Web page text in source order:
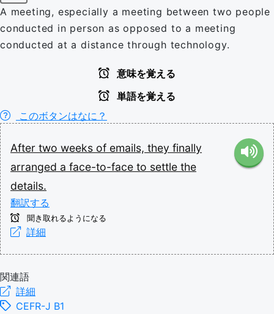
A meeting, especially a meeting between two people
conducted in person as opposed to a meeting
conducted at a distance through technology.
意味を覚える
単語を覚える
このボタンはなに？
After two weeks of emails, they finally
arranged a face-to-face to settle the
details.
翻訳する
聞き取れるようになる
詳細
関連語
詳細
CEFR-J B1